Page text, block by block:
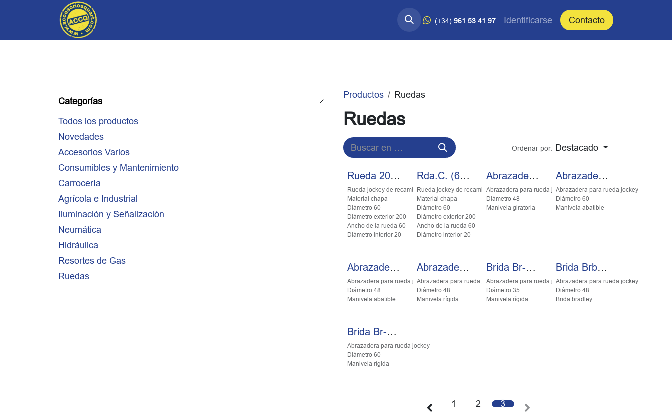
(+34) 961 53 41 97 Identificarse Contacto
Categorías
Todos los productos
Novedades
Accesorios Varios
Consumibles y Mantenimiento
Carrocería
Agrícola e Industrial
Iluminación y Señalización
Neumática
Hidráulica
Resortes de Gas
Ruedas
Productos Ruedas
Ruedas
Ordenar por: Destacado
Rueda 200X50 Go/Ch 50
Rueda jockey de recambio
Material chapa
Diámetro 60
Diámetro exterior 200
Ancho de la rueda 60
Diámetro interior 20
Rda.C. (60-255)
Rueda jockey de recambio
Material chapa
Diámetro 60
Diámetro exterior 200
Ancho de la rueda 60
Diámetro interior 20
Abrazadera R.Jockey 48/Girato
Abrazadera para rueda jockey
Diámetro 48
Manivela giratoria
Abrazadera R.J. *60-500
Abrazadera para rueda jockey
Diámetro 60
Manivela abatible
Abrazadera R.J. *48
Abrazadera para rueda jockey
Diámetro 48
Manivela abatible
Abrazadera Rueda Jockey D.48
Abrazadera para rueda jockey
Diámetro 48
Manivela rígida
Brida Br-35-St
Abrazadera para rueda jockey
Diámetro 35
Manivela rígida
Brida Brb-48
Abrazadera para rueda jockey
Diámetro 48
Brida bradley
Brida Br-60 Mr1061
Abrazadera para rueda jockey
Diámetro 60
Manivela rígida
1 2 3